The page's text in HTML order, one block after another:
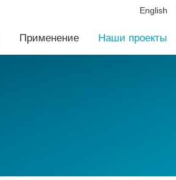
English
Применение Наши проекты